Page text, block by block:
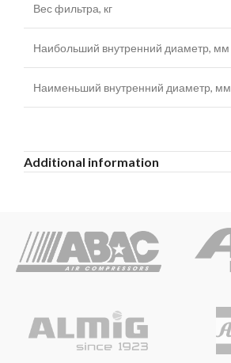
Вес фильтра, кг
Наибольший внутренний диаметр, мм
Наименьший внутренний диаметр, мм
Additional information